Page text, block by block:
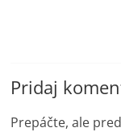
Pridaj
Prepáčte, ale